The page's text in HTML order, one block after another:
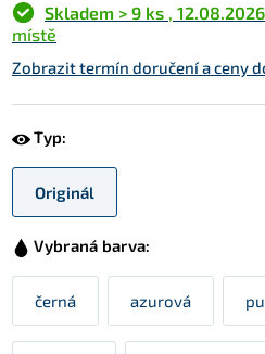
Skladem > 9 ks ,
místě
Zobrazit termín doručení a ceny
Typ:
Originál
Vybraná barva:
černá azurová